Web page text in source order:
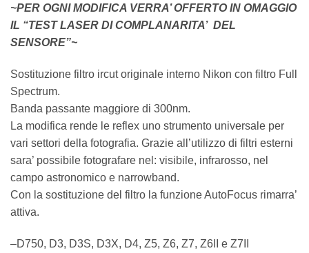
~PER OGNI MODIFICA VERRA’ OFFERTO IN OMAGGIO
IL “TEST LASER DI COMPLANARITA’ DEL
SENSORE”~
Sostituzione filtro ircut originale interno Nikon con filtro Full
Spectrum.
Banda passante maggiore di 300nm.
La modifica rende le reflex uno strumento universale per
vari settori della fotografia. Grazie all’utilizzo di filtri esterni
sara’ possibile fotografare nel: visibile, infrarosso, nel
campo astronomico e narrowband.
Con la sostituzione del filtro la funzione AutoFocus rimarra’
attiva.
–D750, D3, D3S, D3X, D4, Z5, Z6, Z7, Z6II e Z7II